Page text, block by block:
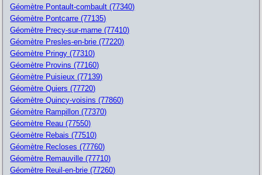
Géomètre Pontault-combault (77340)
Géomètre Pontcarre (77135)
Géomètre Precy-sur-marne (77410)
Géomètre Presles-en-brie (77220)
Géomètre Pringy (77310)
Géomètre Provins (77160)
Géomètre Puisieux (77139)
Géomètre Quiers (77720)
Géomètre Quincy-voisins (77860)
Géomètre Rampillon (77370)
Géomètre Reau (77550)
Géomètre Rebais (77510)
Géomètre Recloses (77760)
Géomètre Remauville (77710)
Géomètre Reuil-en-brie (77260)